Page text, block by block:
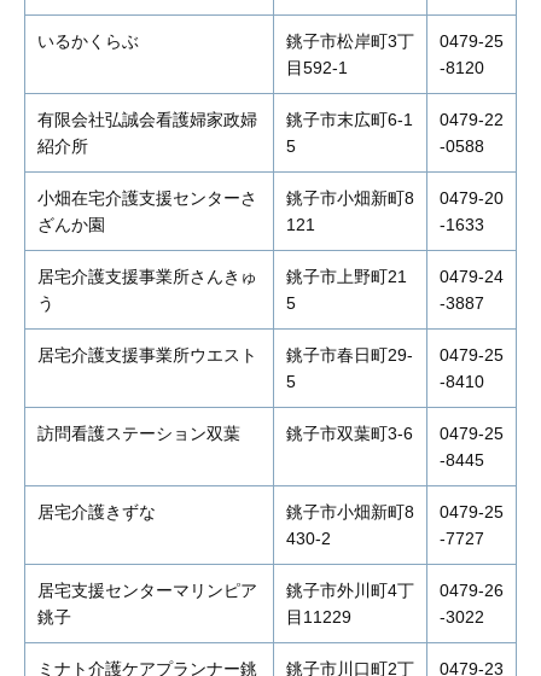
いるかくらぶ
銚子市松岸町3丁
目592-1
0479-25
-8120
有限会社弘誠会看護婦家政婦
紹介所
銚子市末広町6-1
5
0479-22
-0588
小畑在宅介護支援センターさ
ざんか園
銚子市小畑新町8
121
0479-20
-1633
居宅介護支援事業所さんきゅ
う
銚子市上野町21
5
0479-24
-3887
居宅介護支援事業所ウエスト
銚子市春日町29-
5
0479-25
-8410
訪問看護ステーション双葉 銚子市双葉町3-6
0479-25
-8445
居宅介護きずな
銚子市小畑新町8
430-2
0479-25
-7727
居宅支援センターマリンピア
銚子
銚子市外川町4丁
目11229
0479-26
-3022
ミナト介護ケアプランナー銚 銚子市川口町2丁 0479-23